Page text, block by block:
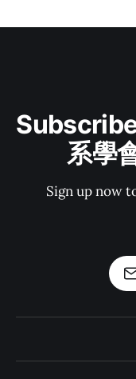
系學
Sign up now